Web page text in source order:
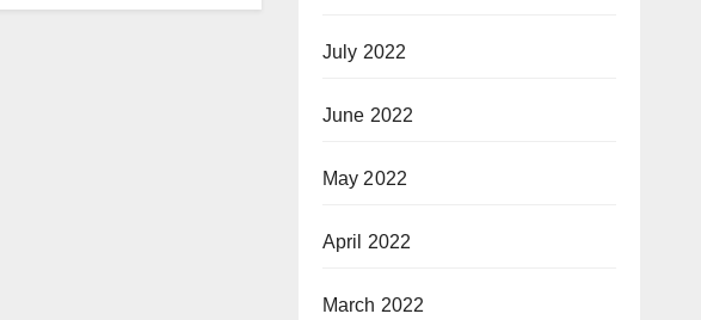
July 2022
June 2022
May 2022
April 2022
March 2022